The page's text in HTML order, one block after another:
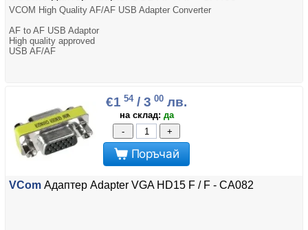
VCOM High Quality AF/AF USB Adapter Converter
AF to AF USB Adaptor
High quality approved
USB AF/AF
€1 54/ 3 00 лв.
на склад: да
-
+
Поръчай
VCom Адаптер Adapter VGA HD15 F / F - CA082